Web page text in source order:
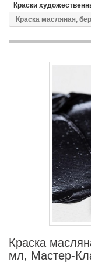
Краски
Краска масляная,
Краска
мл, Мастер-